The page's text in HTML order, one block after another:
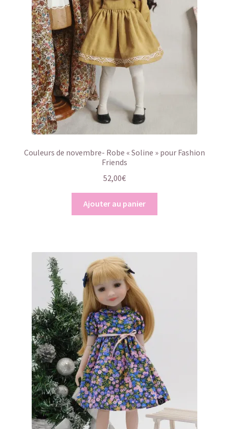
Couleurs de novembre- Robe « Soline » pour Fashion
Friends
52,00€
Ajouter au panier